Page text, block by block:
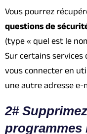
Vous pourrez
questions de
(type « quel est le
Sur certains services
vous connecter en
une autre adresse e-
2#
programmes